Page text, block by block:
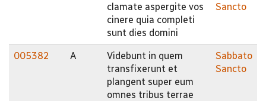
clamate aspergite vos
cinere quia completi
sunt dies domini
Sancto
005382 A
Videbunt in quem
transfixerunt et
plangent super eum
omnes tribus terrae
Sabbato
Sancto